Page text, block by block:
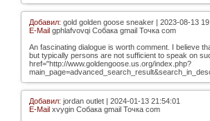
Добавил: gold golden goose sneaker | 2023-08-13
E-Mail gphlafvovqi Собака gmail Точка com
An fascinating dialogue is worth comment. I believe
but typically persons are not sufficient to speak on
href="http://www.goldengoose.us.org/index.php?
Добавил: jordan outlet | 2024-01-13 21:54:01
E-Mail xvygin Собака gmail Точка com